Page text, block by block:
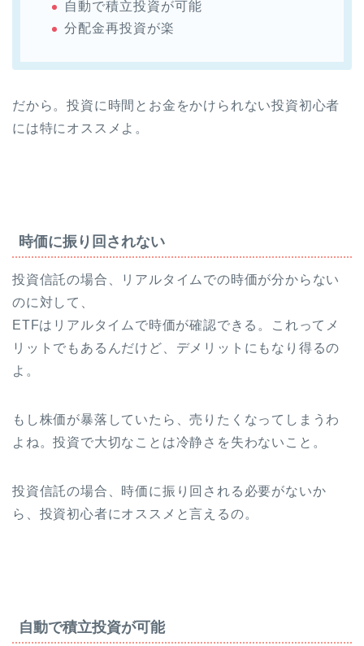
自動で積立投資が可能
分配金再投資が楽
だから。投資に時間とお金をかけられない投資初心者
には特にオススメよ。
時価に振り回されない
投資信託の場合、リアルタイムでの時価が分からない
のに対して、
ETFはリアルタイムで時価が確認できる。これってメ
リットでもあるんだけど、デメリットにもなり得るの
よ。
もし株価が暴落していたら、売りたくなってしまうわ
よね。投資で大切なことは冷静さを失わないこと。
投資信託の場合、時価に振り回される必要がないか
ら、投資初心者にオススメと言えるの。
自動で積立投資が可能